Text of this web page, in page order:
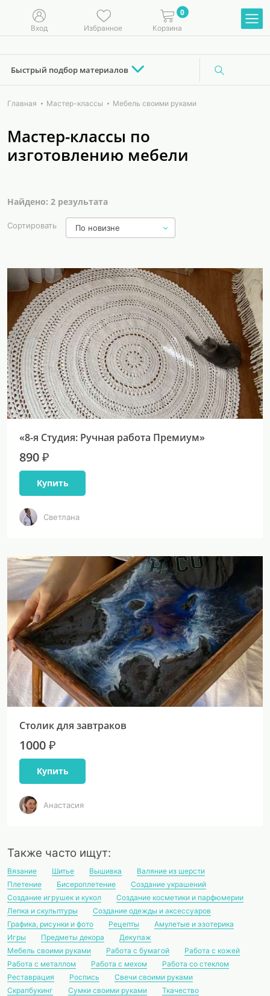
Вход Избранное
0
Корзина
Быстрый подбор материалов
Главная Мастер-классы Мебель своими руками
Мастер-классы по
изготовлению мебели
Найдено: 2 результата
Сортировать По новизне
«8-я Студия: Ручная работа Премиум»
890 ₽
Купить
Светлана
Столик для завтраков
1000 ₽
Купить
Анастасия
Также часто ищут:
Вязание Шитье Вышивка
Валяние из шерсти
Плетение
Бисероплетение
Создание украшений
Создание игрушек и кукол
Создание косметики и парфюмерии
Лепка и скульптуры
Создание одежды и аксессуаров
Графика, рисунки и фото
Рецепты
Амулетые и эзотерика
Игры
Предметы декора
Декупаж
Мебель своими руками
Работа с бумагой
Работа с кожей
Работа с металлом
Работа с мехом
Работа со стеклом
Реставрация
Роспись
Свечи своими руками
Скрапбукинг
Сумки своими руками
Ткачество